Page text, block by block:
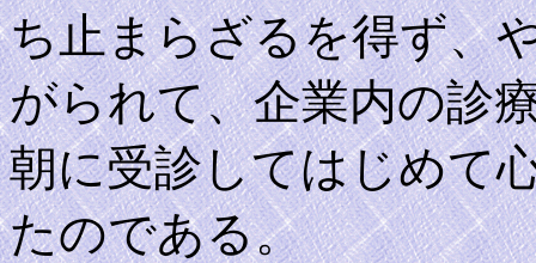
ち止まらざるを得ず、
がられて、企業内の診
朝に受診してはじめて
たのである。